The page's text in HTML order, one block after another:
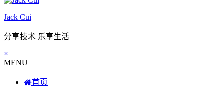
Jack Cui
分享技术 乐享生活
×
MENU
首页